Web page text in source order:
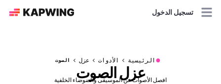
تسجيل الدخول
● الرئيسية الأدوات عزل الصوت
عزل الصوت
افصل الأصوات عن الموسيقى والضوضاء الخلفية